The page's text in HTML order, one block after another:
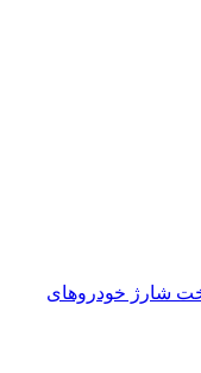
شارژ خودروهای